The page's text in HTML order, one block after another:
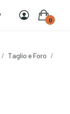
0
Taglio e Foro